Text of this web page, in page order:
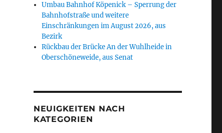
Umbau Bahnhof Köpenick – Sperrung der
Bahnhofstraße und weitere
Einschränkungen im August 2026, aus
Bezirk
Rückbau der Brücke An der Wuhlheide in
Oberschöneweide, aus Senat
NEUIGKEITEN NACH
KATEGORIEN